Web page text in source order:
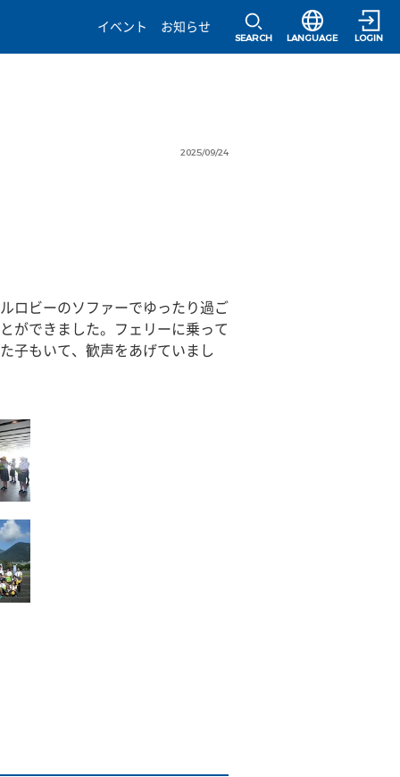
イベント お知らせ
SEARCH
選択すると言語
LANGUAGE LOGIN
2025/09/24
ロビーのソファーでゆったり過ご
ができました。フェリーに乗って
子もいて、歓声をあげていまし